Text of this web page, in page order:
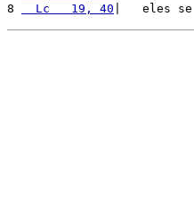
8
  Lc   19, 40
|   eles se